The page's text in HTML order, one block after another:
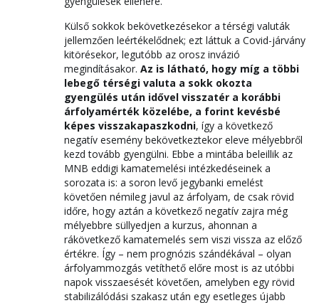
Külső sokkok bekövetkezésekor a térségi valuták
jellemzően leértékelődnek; ezt láttuk a Covid-járvány
kitörésekor, legutóbb az orosz invázió
megindításakor. Az is látható, hogy míg a többi
lebegő térségi valuta a sokk okozta
gyengülés után idővel visszatér a korábbi
árfolyamérték közelébe, a forint kevésbé
képes visszakapaszkodni, így a következő
negatív esemény bekövetkeztekor eleve mélyebbről
kezd tovább gyengülni. Ebbe a mintába beleillik az
MNB eddigi kamatemelési intézkedéseinek a
sorozata is: a soron levő jegybanki emelést
követően némileg javul az árfolyam, de csak rövid
időre, hogy aztán a következő negatív zajra még
mélyebbre süllyedjen a kurzus, ahonnan a
rákövetkező kamatemelés sem viszi vissza az előző
értékre. Így – nem prognózis szándékával – olyan
árfolyammozgás vetíthető előre most is az utóbbi
napok visszaesését követően, amelyben egy rövid
stabilizálódási szakasz után egy esetleges újabb